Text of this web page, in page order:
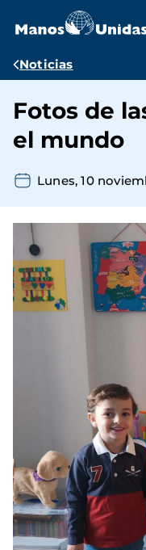
contenido
Ruta
navegación
Noticias
Fotos de
el mundo
Lunes, 10